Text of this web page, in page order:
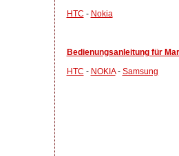
HTC - Nokia
Bedienungsanleitung für
HTC - NOKIA- Samsung